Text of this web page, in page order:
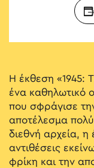
Η έκθεση «1945:
ένα καθηλωτικό
που σφράγισε
αποτέλεσμα
διεθνή αρχεία, η
αντιθέσεις
φρίκη και την